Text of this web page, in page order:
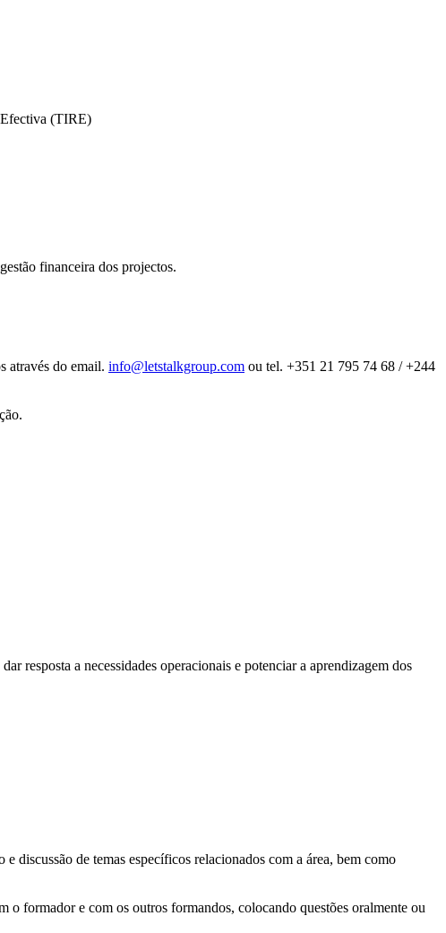
Efectiva (TIRE)
financeira dos projectos.
através do email. info@letstalkgroup.com ou tel. +351 21 795 74 68 / +244
resposta a necessidades operacionais e potenciar a aprendizagem dos
discussão de temas específicos relacionados com a área, bem como
formador e com os outros formandos, colocando questões oralmente ou